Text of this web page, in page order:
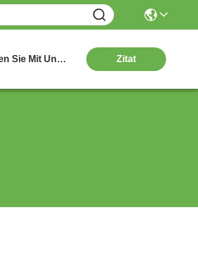
Treten Sie Mit Uns In Verbindung Zitat